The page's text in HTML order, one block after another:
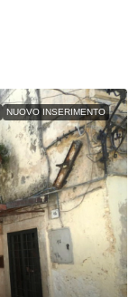
NUOVO INSERIMENTO